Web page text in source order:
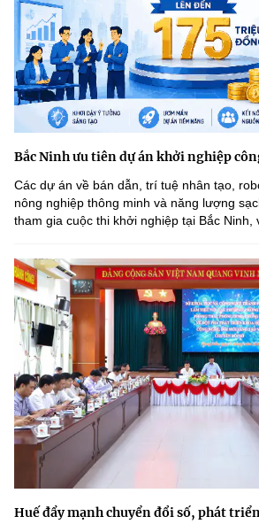
Bắc Ninh ưu tiên dự án khởi nghiệp
Các dự án về bán dẫn, trí tuệ nhân tạo,
nông nghiệp thông minh và năng lượng
tham gia cuộc thi khởi nghiệp tại Bắc Ninh,
Huế đẩy mạnh chuyển đổi số, phát